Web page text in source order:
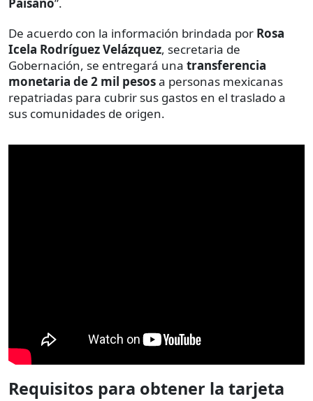
Paisano”.
De acuerdo con la información brindada por Rosa
Icela Rodríguez Velázquez, secretaria de
Gobernación, se entregará una transferencia
monetaria de 2 mil pesosa personas mexicanas
repatriadas para cubrir sus gastos en el traslado a
sus comunidades de origen.
Requisitos para obtener la tarjeta